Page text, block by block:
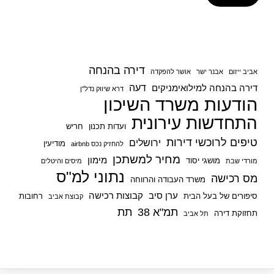
אביב ייזום אבנר ישר אושר להפקדה דירה בהנחה
דירה בהנחה למילואימניקים דעה דרא שיווק נדל"ן
הודעות משרד השיכון
התחדשות עירונית ועדות תכנון חריש
טיפים לרוכשי דירות ירושלים להחזיק נכס airbnb מודיעין
מורדי שבת מושגי יסוד מחיר למשתכן מימון מיסים והיטלים
מס רכישה משרד העבודה והרווחה נתוני למ"ס
סיפורים של בעל הבית ערן סיב קבוצות רכישה קבוצת אביב
רחובות
תחזוקת דירה
תל אביב תמ"א 38 תת